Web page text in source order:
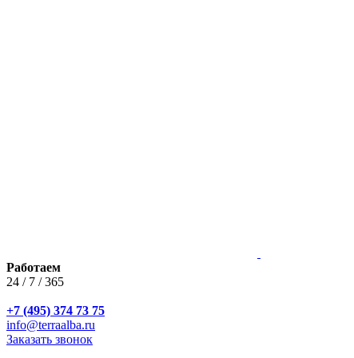
Работаем
24 / 7 / 365
+7 (495) 374 73 75
info@terraalba.ru
Заказать звонок